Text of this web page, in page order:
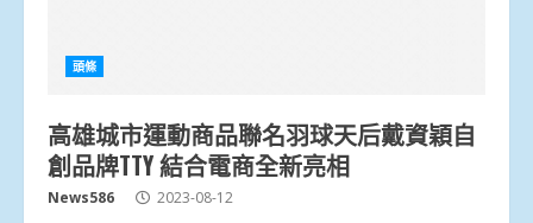
頭條
高雄城市運動商品聯名羽球天后戴資穎自
創品牌TTY 結合電商全新亮相
News586 2023-08-12